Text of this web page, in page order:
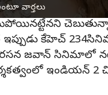
వార్తలుహాసన్ తో
కేహెచ్
జవాన్ సినిమాలో
ఇండియన్